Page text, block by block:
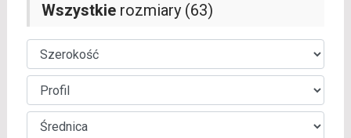
Wszystkierozmiary (63)